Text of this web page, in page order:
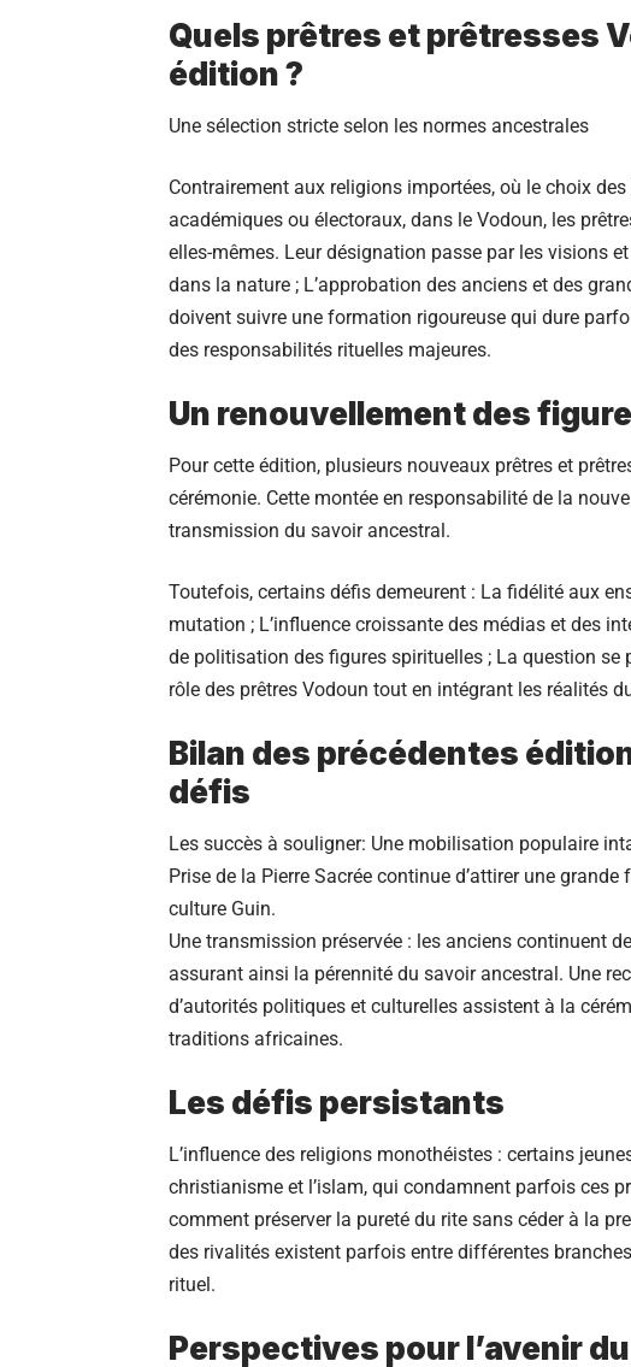
Quels prêtres et prêtresses
édition ?
Une sélection stricte selon les normes ancestrales
Contrairement aux religions importées, où le choix
académiques ou électoraux, dans le Vodoun, les
elles-mêmes. Leur désignation passe par les visions
dans la nature ; L’approbation des anciens et des
doivent suivre une formation rigoureuse qui dure
des responsabilités rituelles majeures.
Un renouvellement des
Pour cette édition, plusieurs nouveaux prêtres et
cérémonie. Cette montée en responsabilité de la
transmission du savoir ancestral.
Toutefois, certains défis demeurent : La fidélité aux
mutation ; L’influence croissante des médias et des
de politisation des figures spirituelles ; La question se
rôle des prêtres Vodoun tout en intégrant les réalités
Bilan des précédentes
défis
Les succès à souligner: Une mobilisation populaire
Prise de la Pierre Sacrée continue d’attirer une
culture Guin.
Une transmission préservée : les anciens continuent
assurant ainsi la pérennité du savoir ancestral. Une
d’autorités politiques et culturelles assistent à la
traditions africaines.
Les défis persistants
L’influence des religions monothéistes : certains
christianisme et l’islam, qui condamnent parfois ces
comment préserver la pureté du rite sans céder à la
des rivalités existent parfois entre différentes
rituel.
Perspectives pour l’avenir